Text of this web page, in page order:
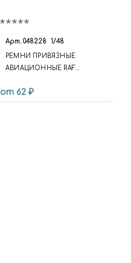
Арт. 048228 1/48
РЕМНИ ПРИВЯЗНЫЕ
АВИАЦИОННЫЕ RAF
от 62 ₽